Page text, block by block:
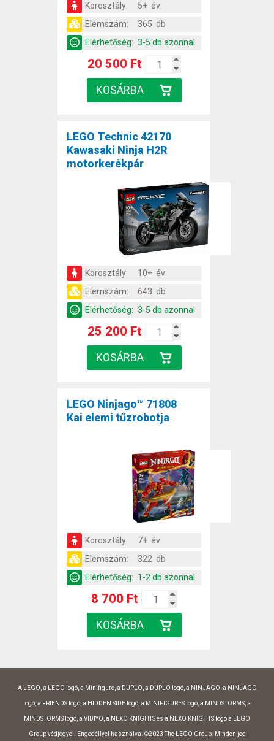
Korosztály:
5+ év
Elemszám:
365 db
Elérhetőség: 3-5 db azonnal
20 500 Ft
LEGO Technic 42170
Kawasaki Ninja H2R
motorkerékpár
Korosztály:
10+ év
Elemszám:
643 db
Elérhetőség: 3-5 db azonnal
25 200 Ft
LEGO Ninjago™ 71808
Kai elemi tűzrobotja
Korosztály:
7+ év
Elemszám:
322 db
Elérhetőség: 1-2 db azonnal
8 700 Ft
A LEGO, a LEGO logó, a Minifigure, a DUPLO, a DUPLO logó, a NINJAGO, a NINJAGO
logó, a FRIENDS logó, a HIDDEN SIDE logó, a MINIFIGURES logó, a MINDSTORMS, a
MINDSTORMS logó, a VIDIYO, a NEXO KNIGHTS és a NEXO KNIGHTS logó a LEGO
Group védjegyei. Engedéllyel használva. ©2023 The LEGO Group. Minden jog